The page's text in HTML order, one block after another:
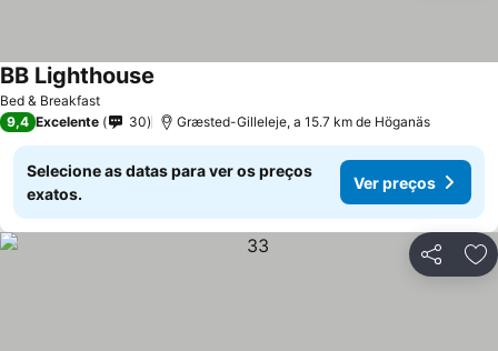
Bed & Breakfast
BB Lighthouse
9,4 Excelente 30 Græsted-Gilleleje, a 15.7 km de Höganäs
Selecione as datas para ver os preços
exatos.
Ver preços
Partilhar